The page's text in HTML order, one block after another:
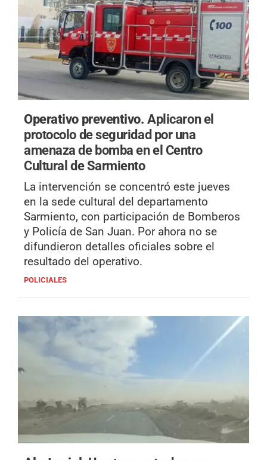
Operativo preventivo.Aplicaron el
protocolo de seguridad por una
amenaza de bomba en el Centro
Cultural de Sarmiento
La intervención se concentró este jueves
en la sede cultural del departamento
Sarmiento, con participación de Bomberos
y Policía de San Juan. Por ahora no se
difundieron detalles oficiales sobre el
resultado del operativo.
POLICIALES